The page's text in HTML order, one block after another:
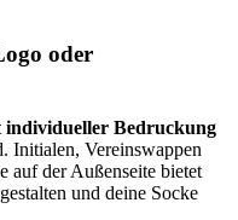
oder
individueller Bedruckung
Initialen, Vereinswappen
auf der Außenseite bietet
und deine Socke